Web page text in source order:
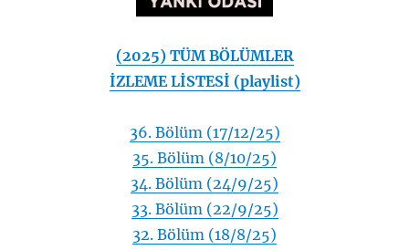
(2025) TÜM BÖLÜMLER
İZLEME LİSTESİ (playlist)
36. Bölüm (17/12/25)
35. Bölüm (8/10/25)
34. Bölüm (24/9/25)
33. Bölüm (22/9/25)
32. Bölüm (18/8/25)